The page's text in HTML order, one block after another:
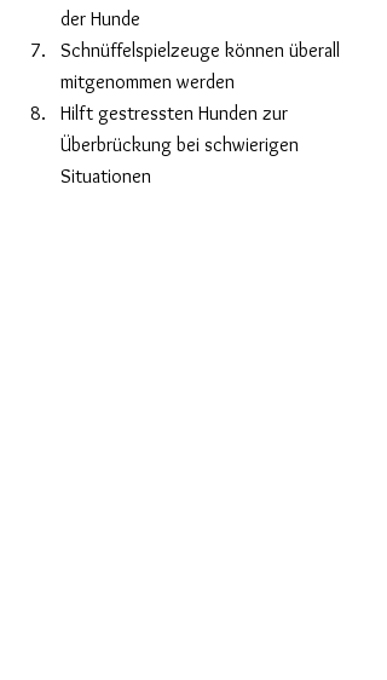
der Hunde
Schnüffelspielzeuge können überall
mitgenommen werden
Hilft gestressten Hunden zur
Überbrückung bei schwierigen
Situationen